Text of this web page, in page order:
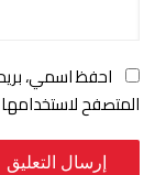
احفظ اسمي،
المتصفح